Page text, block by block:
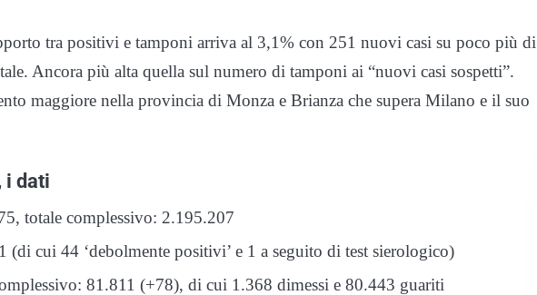
tra positivi e tamponi arriva al 3,1% con 251 nuovi casi su poco più di
Ancora più alta quella sul numero di tamponi ai “nuovi casi sospetti”.
maggiore nella provincia di Monza e Brianza che supera Milano e il suo
i dati
totale complessivo: 2.195.207
cui 44 ‘debolmente positivi’ e 1 a seguito di test sierologico)
81.811 (+78), di cui 1.368 dimessi e 80.443 guariti